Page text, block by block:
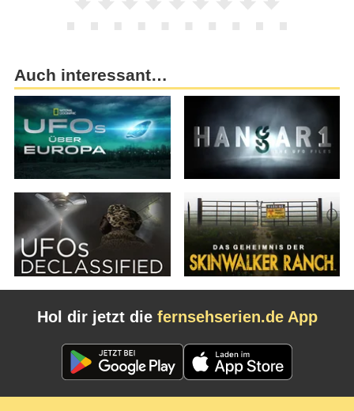
Auch interessant…
Hol dir jetzt die fernsehserien.de App